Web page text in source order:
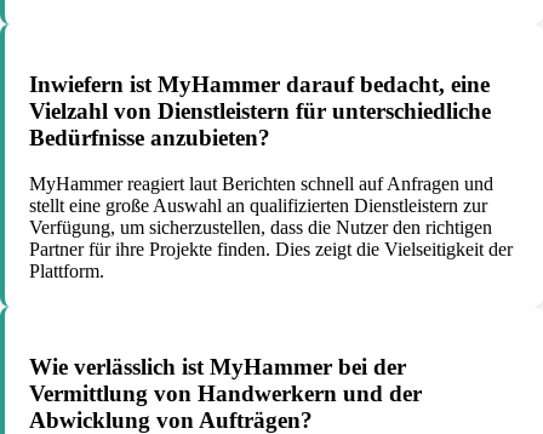
Inwiefern ist MyHammer darauf bedacht, eine
Vielzahl von Dienstleistern für unterschiedliche
Bedürfnisse anzubieten?
MyHammer reagiert laut Berichten schnell auf Anfragen und
stellt eine große Auswahl an qualifizierten Dienstleistern zur
Verfügung, um sicherzustellen, dass die Nutzer den richtigen
Partner für ihre Projekte finden. Dies zeigt die Vielseitigkeit der
Plattform.
Wie verlässlich ist MyHammer bei der
Vermittlung von Handwerkern und der
Abwicklung von Aufträgen?